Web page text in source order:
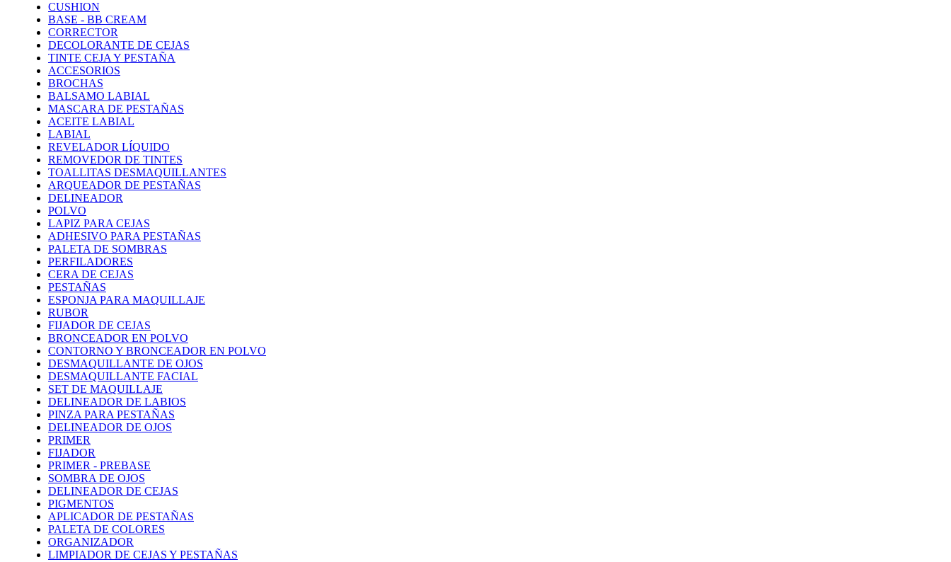
CUSHION
BASE - BB CREAM
CORRECTOR
DECOLORANTE DE CEJAS
TINTE CEJA Y PESTAÑA
ACCESORIOS
BROCHAS
BALSAMO LABIAL
MASCARA DE PESTAÑAS
ACEITE LABIAL
LABIAL
REVELADOR LÍQUIDO
REMOVEDOR DE TINTES
TOALLITAS DESMAQUILLANTES
ARQUEADOR DE PESTAÑAS
DELINEADOR
POLVO
LAPIZ PARA CEJAS
ADHESIVO PARA PESTAÑAS
PALETA DE SOMBRAS
PERFILADORES
CERA DE CEJAS
PESTAÑAS
ESPONJA PARA MAQUILLAJE
RUBOR
FIJADOR DE CEJAS
BRONCEADOR EN POLVO
CONTORNO Y BRONCEADOR EN POLVO
DESMAQUILLANTE DE OJOS
DESMAQUILLANTE FACIAL
SET DE MAQUILLAJE
DELINEADOR DE LABIOS
PINZA PARA PESTAÑAS
DELINEADOR DE OJOS
PRIMER
FIJADOR
PRIMER - PREBASE
SOMBRA DE OJOS
DELINEADOR DE CEJAS
PIGMENTOS
APLICADOR DE PESTAÑAS
PALETA DE COLORES
ORGANIZADOR
LIMPIADOR DE CEJAS Y PESTAÑAS